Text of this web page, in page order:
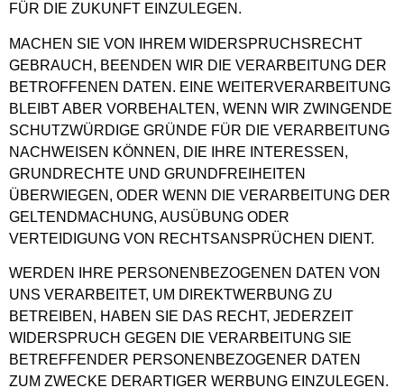
FÜR DIE ZUKUNFT EINZULEGEN.
MACHEN SIE VON IHREM WIDERSPRUCHSRECHT
GEBRAUCH, BEENDEN WIR DIE VERARBEITUNG DER
BETROFFENEN DATEN. EINE WEITERVERARBEITUNG
BLEIBT ABER VORBEHALTEN, WENN WIR ZWINGENDE
SCHUTZWÜRDIGE GRÜNDE FÜR DIE VERARBEITUNG
NACHWEISEN KÖNNEN, DIE IHRE INTERESSEN,
GRUNDRECHTE UND GRUNDFREIHEITEN
ÜBERWIEGEN, ODER WENN DIE VERARBEITUNG DER
GELTENDMACHUNG, AUSÜBUNG ODER
VERTEIDIGUNG VON RECHTSANSPRÜCHEN DIENT.
WERDEN IHRE PERSONENBEZOGENEN DATEN VON
UNS VERARBEITET, UM DIREKTWERBUNG ZU
BETREIBEN, HABEN SIE DAS RECHT, JEDERZEIT
WIDERSPRUCH GEGEN DIE VERARBEITUNG SIE
BETREFFENDER PERSONENBEZOGENER DATEN
ZUM ZWECKE DERARTIGER WERBUNG EINZULEGEN.